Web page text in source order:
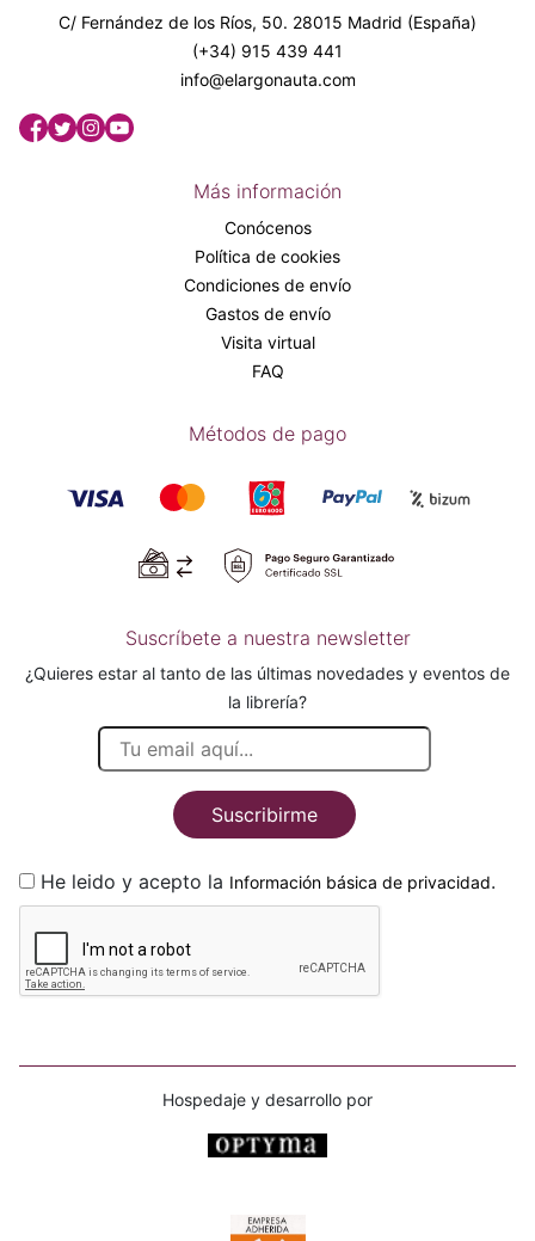
C/ Fernández de los Ríos, 50. 28015 Madrid (España)
(+34) 915 439 441
info@elargonauta.com
Más información
Conócenos
Política de cookies
Condiciones de envío
Gastos de envío
Visita virtual
FAQ
Métodos de pago
Suscríbete a nuestra newsletter
¿Quieres estar al tanto de las últimas novedades y eventos de
la librería?
Suscribirme
He leido y acepto la Información básica de privacidad.
Hospedaje y desarrollo por